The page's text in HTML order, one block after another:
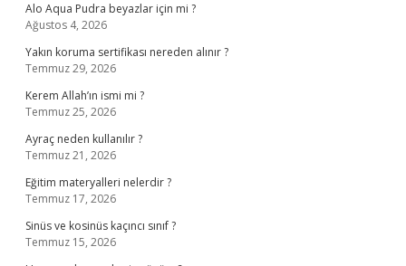
Alo Aqua Pudra beyazlar için mi ?
Ağustos 4, 2026
Yakın koruma sertifikası nereden alınır ?
Temmuz 29, 2026
Kerem Allah’ın ismi mi ?
Temmuz 25, 2026
Ayraç neden kullanılır ?
Temmuz 21, 2026
Eğitim materyalleri nelerdir ?
Temmuz 17, 2026
Sinüs ve kosinüs kaçıncı sınıf ?
Temmuz 15, 2026